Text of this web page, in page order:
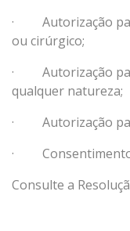
· Autorização
ou cirúrgico;
· Autorização
qualquer natureza;
· Autorização
· Consentimento
Consulte a